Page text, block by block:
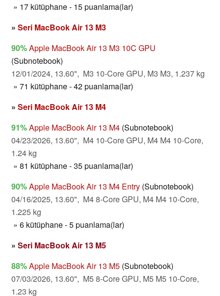
» 17 kütüphane - 15 puanlama(lar)
» Seri MacBook Air 13 M3
90%Apple MacBook Air 13 M3 10C GPU
(Subnotebook)
12/01/2024, 13.60", M3 10-Core GPU, M3 M3, 1.237 kg
» 71 kütüphane - 42 puanlama(lar)
» Seri MacBook Air 13 M4
91%Apple MacBook Air 13 M4 (Subnotebook)
04/23/2026, 13.60", M4 10-Core GPU, M4 M4 10-Core,
1.24 kg
» 81 kütüphane - 35 puanlama(lar)
90%Apple MacBook Air 13 M4 Entry (Subnotebook)
04/16/2025, 13.60", M4 8-Core GPU, M4 M4 10-Core,
1.225 kg
» 6 kütüphane - 5 puanlama(lar)
» Seri MacBook Air 13 M5
88%Apple MacBook Air 13 M5 (Subnotebook)
07/03/2026, 13.60", M5 8-Core GPU, M5 M5 10-Core,
1.23 kg